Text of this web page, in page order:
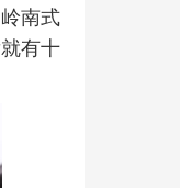
南式
有十